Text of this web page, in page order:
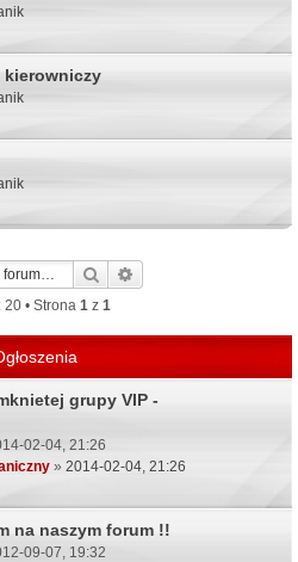
kierowniczy
Szukaj
20 • Strona 1 z 1
grupy VIP -
02-04, 21:26
» 2014-02-04, 21:26
na naszym forum !!
09-07, 19:32